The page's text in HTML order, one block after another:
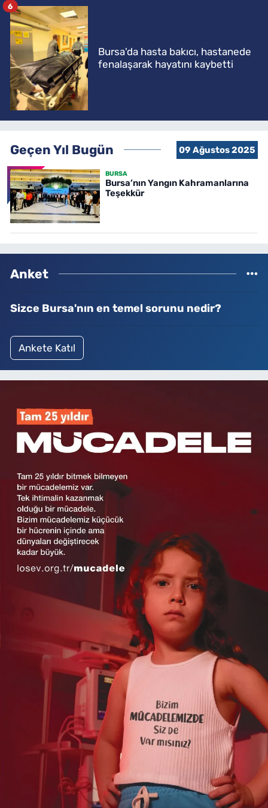
Bursa'da hasta bakıcı, hastanede
fenalaşarak hayatını kaybetti
6
Geçen Yıl Bugün 09 Ağustos 2025
BURSA
Bursa’nın Yangın Kahramanlarına
Teşekkür
Anket
Sizce Bursa'nın en temel sorunu nedir?
Ankete Katıl